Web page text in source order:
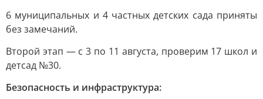
6 муниципальных и 4 частных детских сада приняты
без замечаний.
Второй этап — с 3 по 11 августа, проверим 17 школ и
детсад №30.
Безопасность и инфраструктура: